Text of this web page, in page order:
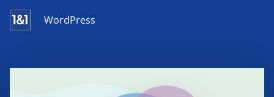
WordPress